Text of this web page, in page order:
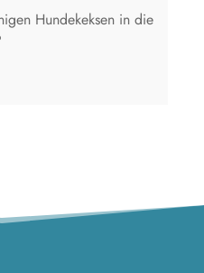
Hundekeksen in die